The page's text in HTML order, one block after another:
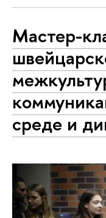
Мастер-
среде и